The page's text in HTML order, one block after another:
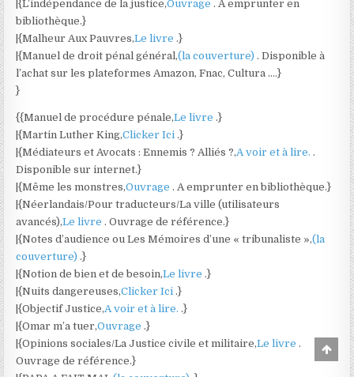
|{L’indépendance de la justice,Ouvrage. A emprunter en
bibliothèque.}
|{Malheur Aux Pauvres,Le livre.}
|{Manuel de droit pénal général,(la couverture). Disponible à
l’achat sur les plateformes Amazon, Fnac, Cultura ….}
}
{{Manuel de procédure pénale,Le livre.}
|{Martin Luther King,Clicker Ici.}
|{Médiateurs et Avocats : Ennemis ? Alliés ?,A voir et à lire..
Disponible sur internet.}
|{Même les monstres,Ouvrage. A emprunter en bibliothèque.}
|{Néerlandais/Pour traducteurs/La ville (utilisateurs
avancés),Le livre. Ouvrage de référence.}
|{Notes d’audience ou Les Mémoires d’une « tribunaliste »,(la
couverture).}
|{Notion de bien et de besoin,Le livre.}
|{Nuits dangereuses,Clicker Ici.}
|{Objectif Justice,A voir et à lire..}
|{Omar m’a tuer,Ouvrage.}
|{Opinions sociales/La Justice civile et militaire,Le livre.
Ouvrage de référence.}
to
Top